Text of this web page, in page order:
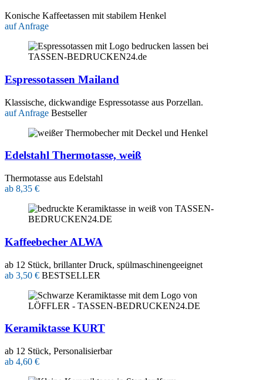
Konische Kaffeetassen mit stabilem Henkel
auf Anfrage
Espressotassen Mailand
Klassische, dickwandige Espressotasse aus Porzellan.
auf Anfrage Bestseller
Edelstahl Thermotasse, weiß
Thermotasse aus Edelstahl
ab 8,35 €
Kaffeebecher ALWA
ab 12 Stück, brillanter Druck, spülmaschinengeeignet
ab 3,50 € BESTSELLER
Keramiktasse KURT
ab 12 Stück, Personalisierbar
ab 4,60 €